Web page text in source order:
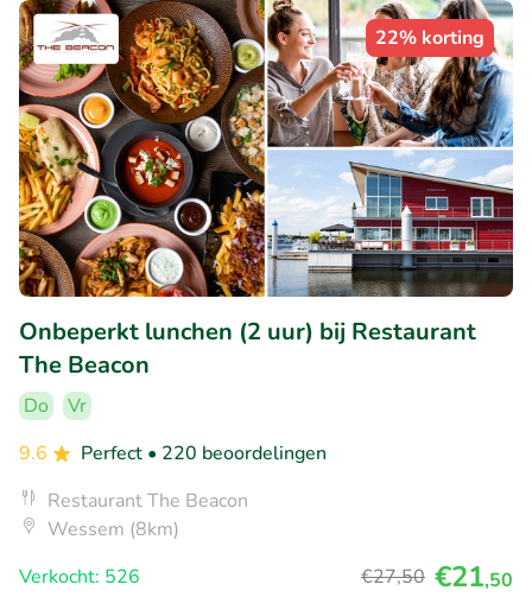
22% korting
Onbeperkt lunchen (2 uur) bij Restaurant
The Beacon
Do
Vr
9.6
Perfect • 220 beoordelingen
Restaurant The Beacon
Wessem (8km)
Verkocht: 526
€27,50 €21,50